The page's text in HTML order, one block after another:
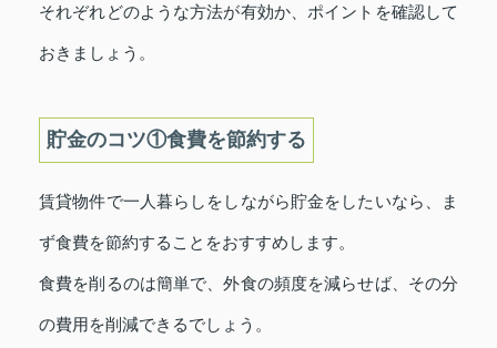
それぞれどのような方法が有効か、ポイントを確認して
おきましょう。
貯金のコツ①食費を節約する
賃貸物件で一人暮らしをしながら貯金をしたいなら、ま
ず食費を節約することをおすすめします。
食費を削るのは簡単で、外食の頻度を減らせば、その分
の費用を削減できるでしょう。